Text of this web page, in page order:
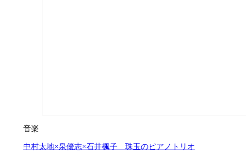
音楽
中村太地×泉優志×石井楓子 珠玉のピアノトリオ